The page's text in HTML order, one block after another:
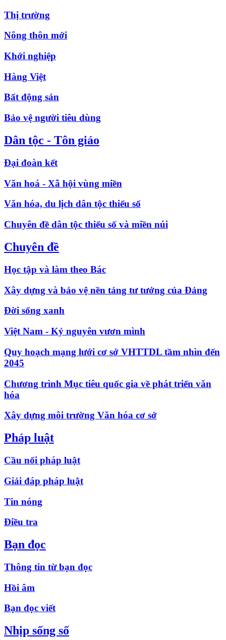
Thị trường
Nông thôn mới
Khởi nghiệp
Hàng Việt
Bất động sản
Bảo vệ người tiêu dùng
Dân tộc - Tôn giáo
Đại đoàn kết
Văn hoá - Xã hội vùng miền
Văn hóa, du lịch dân tộc thiểu số
Chuyên đề dân tộc thiểu số và miền núi
Chuyên đề
Học tập và làm theo Bác
Xây dựng và bảo vệ nền tảng tư tưởng của Đảng
Đời sống xanh
Việt Nam - Kỷ nguyên vươn mình
Quy hoạch mạng lưới cơ sở VHTTDL tầm nhìn đến
2045
Chương trình Mục tiêu quốc gia về phát triển văn
hóa
Xây dựng môi trường Văn hóa cơ sở
Pháp luật
Cầu nối pháp luật
Giải đáp pháp luật
Tin nóng
Điều tra
Bạn đọc
Thông tin từ bạn đọc
Hồi âm
Bạn đọc viết
Nhịp sống số